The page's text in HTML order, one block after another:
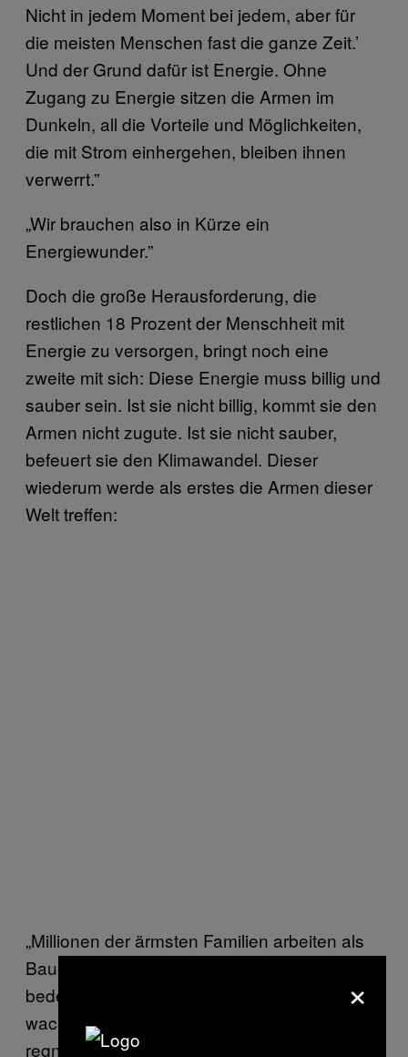
Nicht in jedem Moment bei jedem, aber für
die meisten Menschen fast die ganze Zeit.’
Und der Grund dafür ist Energie. Ohne
Zugang zu Energie sitzen die Armen im
Dunkeln, all die Vorteile und Möglichkeiten,
die mit Strom einhergehen, bleiben ihnen
verwerrt.”
„Wir brauchen also in Kürze ein
Energiewunder.”
Doch die große Herausforderung, die
restlichen 18 Prozent der Menschheit mit
Energie zu versorgen, bringt noch eine
zweite mit sich: Diese Energie muss billig und
sauber sein. Ist sie nicht billig, kommt sie den
Armen nicht zugute. Ist sie nicht sauber,
befeuert sie den Klimawandel. Dieser
wiederum werde als erstes die Armen dieser
Welt treffen:
„Millionen der ärmsten Familien arbeiten als
Bauern. Veränderte Wetterbedingungen
bedeuten oft, dass ihre Pflanzen nicht
wachsen, weil es zu viel oder zu wenig
regnet. Dadurch rutschen sie tiefer in die
×